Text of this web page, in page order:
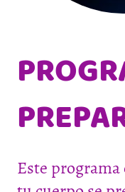
Este programa